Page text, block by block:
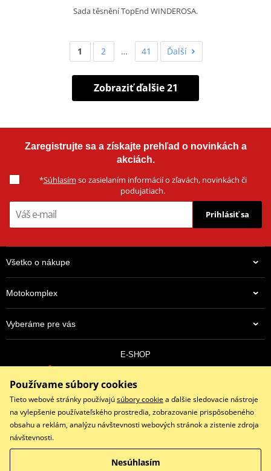
Sada těsnění TopEnd WINDEROSA.
1 2 … 41 Ďalší
Zobraziť ďalšie 21
Zaregistrujte sa a získajte prehľad o novinkách a
akciách.
*Súhlasím so zasielaním informácií o zľavách, novinkách či
podujatiach.
Prihlásiť sa
Všetko o nákupe
Motokomplex
Vyberáme pre vás
E-SHOP
objednavky@eshopmotokomplex.sk
Po - Pia: 8:30-17:00 | Nedeľa: ZATVORENÉ
Facebook
Copyright © 2026 www.eshopmotokomplex.sk
Používame súbory cookies
Tieto webové stránky používajúsúbory cookiea ďalšie sledovacie nástroje
na vylepšenie používateľského prostredia, zobrazovanie prispôsobeného
obsahu a reklám, analýzu návštevnosti webových stránok a zistenie zdroja
návštevnosti.
Nesúhlasím